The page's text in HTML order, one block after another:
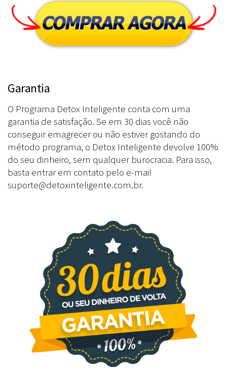
Garantia
O Programa Detox Inteligente conta com uma
garantia de satisfação. Se em 30 dias você não
conseguir emagrecer ou não estiver gostando do
método programa, o Detox Inteligente devolve 100%
do seu dinheiro, sem qualquer burocracia. Para isso,
basta entrar em contato pelo e-mail
suporte@detoxinteligente.com.br.